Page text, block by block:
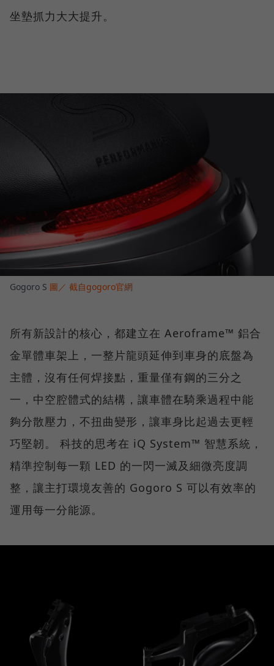
坐墊抓力大大提升。
Gogoro S 圖／ 截自gogoro官網
所有新設計的核心，都建立在 Aeroframe™ 鋁合
金單體車架上，一整片龍頭延伸到車身的底盤為
主體，沒有任何焊接點，重量僅有鋼的三分之
一，中空腔體式的結構，讓車體在騎乘過程中能
夠分散壓力，不扭曲變形，讓車身比起過去更輕
巧堅韌。 科技的思考在 iQ System™ 智慧系統，
精準控制每一顆 LED 的一閃一滅及細微亮度調
整，讓主打環境友善的 Gogoro S 可以有效率的
運用每一分能源。